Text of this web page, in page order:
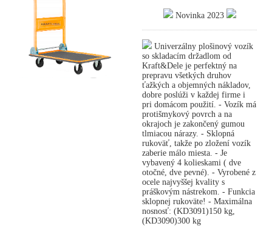
Novinka 2023
Univerzálny plošinový vozík
so skladacím držadlom od
Kraft&Dele je perfektný na
prepravu všetkých druhov
ťažkých a objemných nákladov,
dobre poslúži v každej firme i
pri domácom použití. - Vozík má
protišmykový povrch a na
okrajoch je zakončený gumou
tlmiacou nárazy. - Sklopná
rukoväť, takže po zložení vozík
zaberie málo miesta. - Je
vybavený 4 kolieskami ( dve
otočné, dve pevné). - Vyrobené z
ocele najvyššej kvality s
práškovým nástrekom. - Funkcia
sklopnej rukoväte! - Maximálna
nosnosť: (KD3091)150 kg,
(KD3090)300 kg